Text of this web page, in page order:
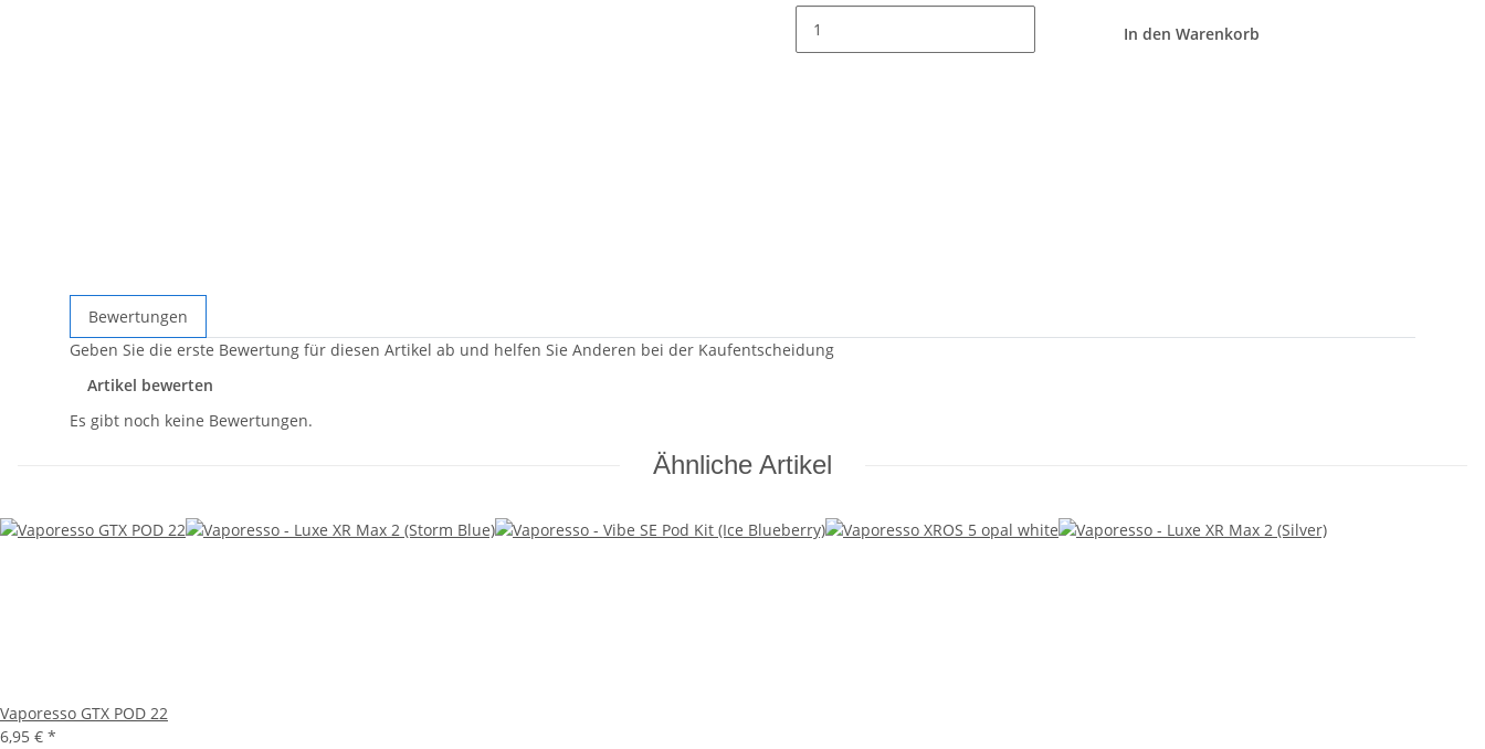
In den Warenkorb
Bewertungen
Geben Sie die erste Bewertung für diesen Artikel ab und helfen Sie Anderen bei der Kaufentscheidung
Artikel bewerten
Es gibt noch keine Bewertungen.
Ähnliche Artikel
Vaporesso GTX POD 22
6,95 € *